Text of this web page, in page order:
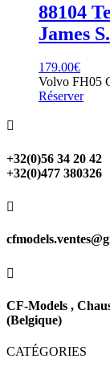
88104
James
179.00€
Volvo FH05
Réserver

+32(0)56 34 20 42
+32(0)477 380326


CF-Models ,
(Belgique)
CATÉGORIES